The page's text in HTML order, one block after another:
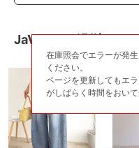
JaVaコラボ別注アイ
在庫照会でエラーが発
ください。
ページを更新してもエ
がしばらく時間をおいて